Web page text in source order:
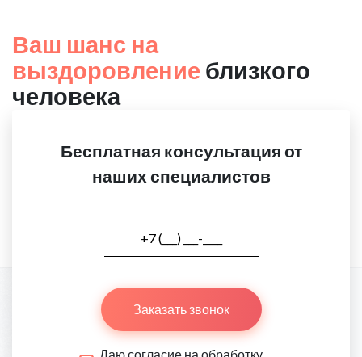
Ваш шанс на
выздоровление близкого
человека
Бесплатная консультация от
наших специалистов
Заказать звонок